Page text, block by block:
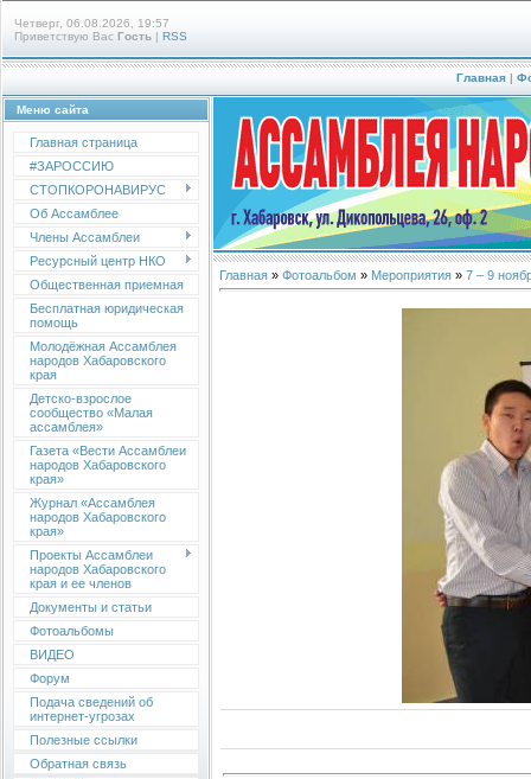
Четверг, 06.08.2026, 19:57
Приветствую Вас Гость | RSS
Главная |
Меню сайта
Главная страница
#ЗАРОССИЮ
СТОПКОРОНАВИРУС
Об Ассамблее
Члены Ассамблеи
Ресурсный центр НКО
Общественная приемная
Бесплатная юридическая
помощь
Молодёжная Ассамблея
народов Хабаровского
края
Детско-взрослое
сообщество «Малая
ассамблея»
Газета «Вести Ассамблеи
народов Хабаровского
края»
Журнал «Ассамблея
народов Хабаровского
края»
Проекты Ассамблеи
народов Хабаровского
края и ее членов
Документы и статьи
Фотоальбомы
ВИДЕО
Форум
Подача сведений об
интернет-угрозах
Полезные ссылки
Обратная связь
Главная » Фотоальбом » Мероприятия » 7 – 9